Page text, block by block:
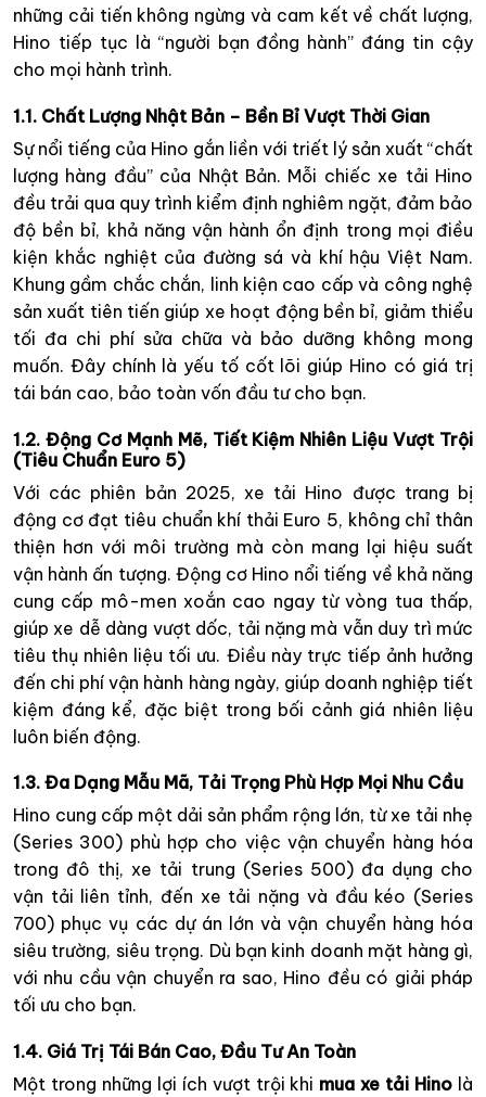
những cải tiến không ngừng và cam kết về chất lượng,
Hino tiếp tục là “người bạn đồng hành” đáng tin cậy
cho mọi hành trình.
1.1. Chất Lượng Nhật Bản – Bền Bỉ Vượt Thời Gian
Sự nổi tiếng của Hino gắn liền với triết lý sản xuất “chất
lượng hàng đầu” của Nhật Bản. Mỗi chiếc xe tải Hino
đều trải qua quy trình kiểm định nghiêm ngặt, đảm bảo
độ bền bỉ, khả năng vận hành ổn định trong mọi điều
kiện khắc nghiệt của đường sá và khí hậu Việt Nam.
Khung gầm chắc chắn, linh kiện cao cấp và công nghệ
sản xuất tiên tiến giúp xe hoạt động bền bỉ, giảm thiểu
tối đa chi phí sửa chữa và bảo dưỡng không mong
muốn. Đây chính là yếu tố cốt lõi giúp Hino có giá trị
tái bán cao, bảo toàn vốn đầu tư cho bạn.
1.2. Động Cơ Mạnh Mẽ, Tiết Kiệm Nhiên Liệu Vượt Trội
(Tiêu Chuẩn Euro 5)
Với các phiên bản 2025, xe tải Hino được trang bị
động cơ đạt tiêu chuẩn khí thải Euro 5, không chỉ thân
thiện hơn với môi trường mà còn mang lại hiệu suất
vận hành ấn tượng. Động cơ Hino nổi tiếng về khả năng
cung cấp mô-men xoắn cao ngay từ vòng tua thấp,
giúp xe dễ dàng vượt dốc, tải nặng mà vẫn duy trì mức
tiêu thụ nhiên liệu tối ưu. Điều này trực tiếp ảnh hưởng
đến chi phí vận hành hàng ngày, giúp doanh nghiệp tiết
kiệm đáng kể, đặc biệt trong bối cảnh giá nhiên liệu
luôn biến động.
1.3. Đa Dạng Mẫu Mã, Tải Trọng Phù Hợp Mọi Nhu Cầu
Hino cung cấp một dải sản phẩm rộng lớn, từ xe tải nhẹ
(Series 300) phù hợp cho việc vận chuyển hàng hóa
trong đô thị, xe tải trung (Series 500) đa dụng cho
vận tải liên tỉnh, đến xe tải nặng và đầu kéo (Series
700) phục vụ các dự án lớn và vận chuyển hàng hóa
siêu trường, siêu trọng. Dù bạn kinh doanh mặt hàng gì,
với nhu cầu vận chuyển ra sao, Hino đều có giải pháp
tối ưu cho bạn.
1.4. Giá Trị Tái Bán Cao, Đầu Tư An Toàn
Một trong những lợi ích vượt trội khi mua xe tải Hino là